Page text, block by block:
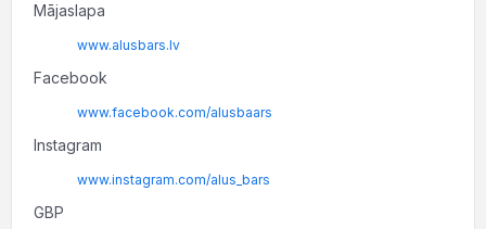
Mājaslapa
www.alusbars.lv
Facebook
www.facebook.com/alusbaars
Instagram
www.instagram.com/alus_bars
GBP